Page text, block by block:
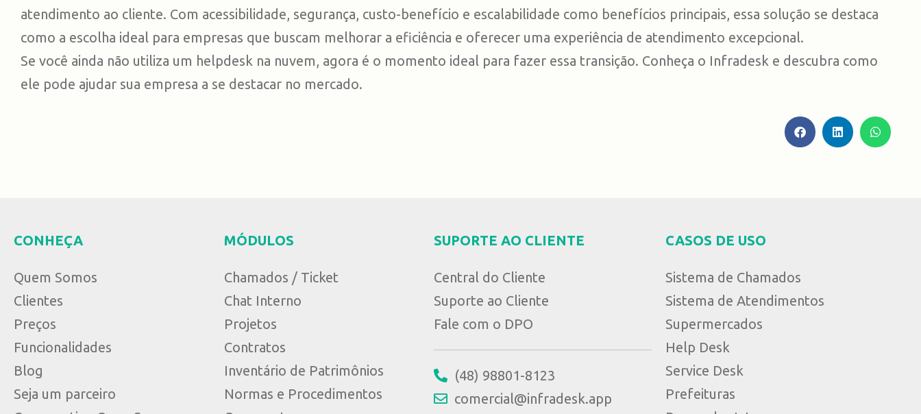
atendimento ao cliente. Com acessibilidade, segurança, custo-benefício e escalabilidade como benefícios principais, essa solução se destaca
como a escolha ideal para empresas que buscam melhorar a eficiência e oferecer uma experiência de atendimento excepcional.
Se você ainda não utiliza um helpdesk na nuvem, agora é o momento ideal para fazer essa transição. Conheça o Infradesk e descubra como
ele pode ajudar sua empresa a se destacar no mercado.
CONHEÇA
Quem Somos
Clientes
Preços
Funcionalidades
Blog
Seja um parceiro
MÓDULOS
Chamados / Ticket
Chat Interno
Projetos
Contratos
Inventário de Patrimônios
Normas e Procedimentos
SUPORTE AO CLIENTE
Central do Cliente
Suporte ao Cliente
Fale com o DPO
(48) 98801-8123
comercial@infradesk.app
CASOS DE USO
Sistema de Chamados
Sistema de Atendimentos
Supermercados
Help Desk
Service Desk
Prefeituras